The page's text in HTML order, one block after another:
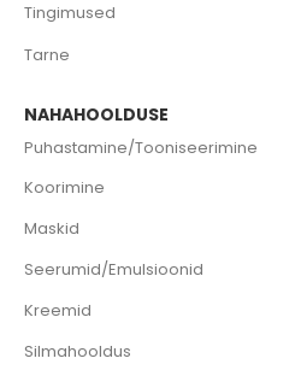
Tingimused
Tarne
NAHAHOOLDUSE
Puhastamine/Tooniseerimine
Koorimine
Maskid
Seerumid/Emulsioonid
Kreemid
Silmahooldus